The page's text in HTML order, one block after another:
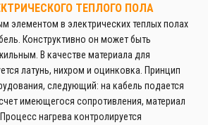
ТЕПЛОГО ПОЛА
элементом в электрических теплых полах
Конструктивно он может быть
В качестве материала для
латунь, нихром и оцинковка. Принцип
следующий: на кабель подается
имеющегося сопротивления, материал
нагрева контролируется